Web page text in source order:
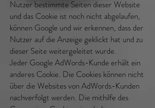
Nutzer bestimmte Seiten dieser Website
und das Cookie ist noch nicht abgelaufen,
können Google und wir erkennen, dass der
Nutzer auf die Anzeige geklickt hat und zu
dieser Seite weitergeleitet wurde.
Jeder Google AdWords-Kunde erhält ein
anderes Cookie. Die Cookies können nicht
über die Websites von AdWords-Kunden
nachverfolgt werden. Die mithilfe des